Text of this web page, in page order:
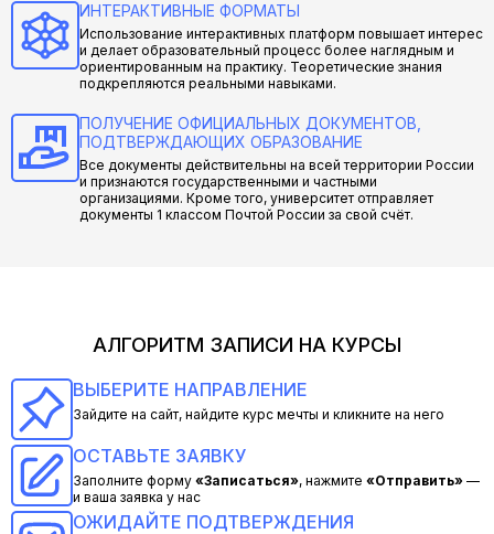
ИНТЕРАКТИВНЫЕ ФОРМАТЫ
Использование интерактивных платформ повышает интерес
и делает образовательный процесс более наглядным и
ориентированным на практику. Теоретические знания
подкрепляются реальными навыками.
ПОЛУЧЕНИЕ ОФИЦИАЛЬНЫХ ДОКУМЕНТОВ,
ПОДТВЕРЖДАЮЩИХ ОБРАЗОВАНИЕ
Все документы действительны на всей территории России
и признаются государственными и частными
организациями. Кроме того, университет отправляет
документы 1 классом Почтой России за свой счёт.
АЛГОРИТМ ЗАПИСИ НА КУРСЫ
ВЫБЕРИТЕ НАПРАВЛЕНИЕ
Зайдите на сайт, найдите курс мечты и кликните на него
ОСТАВЬТЕ ЗАЯВКУ
Заполните форму «Записаться», нажмите «Отправить» —
и ваша заявка у нас
ОЖИДАЙТЕ ПОДТВЕРЖДЕНИЯ